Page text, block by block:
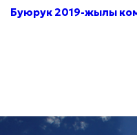
Буюрук 2019-жылы